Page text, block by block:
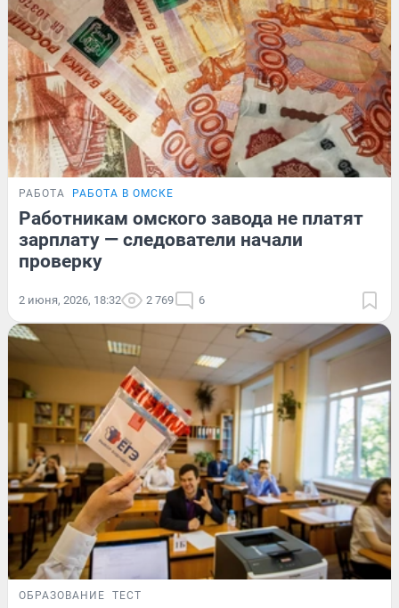
РАБОТА РАБОТА В ОМСКЕ
Работникам омского завода не платят
зарплату — следователи начали
проверку
2 июня, 2026, 18:32 2 769 6
ОБРАЗОВАНИЕ ТЕСТ